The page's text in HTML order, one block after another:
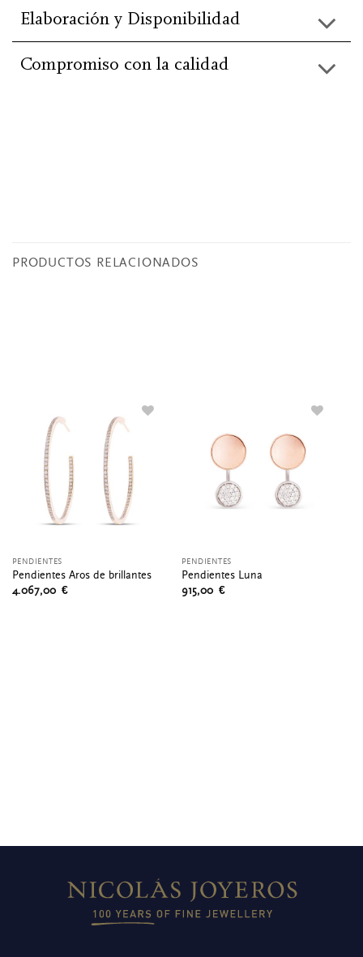
Elaboración y Disponibilidad
Compromiso con la calidad
PRODUCTOS RELACIONADOS
PENDIENTES
Pendientes Aros de brillantes
4.067,00 €
PENDIENTES
Pendientes Luna
915,00 €